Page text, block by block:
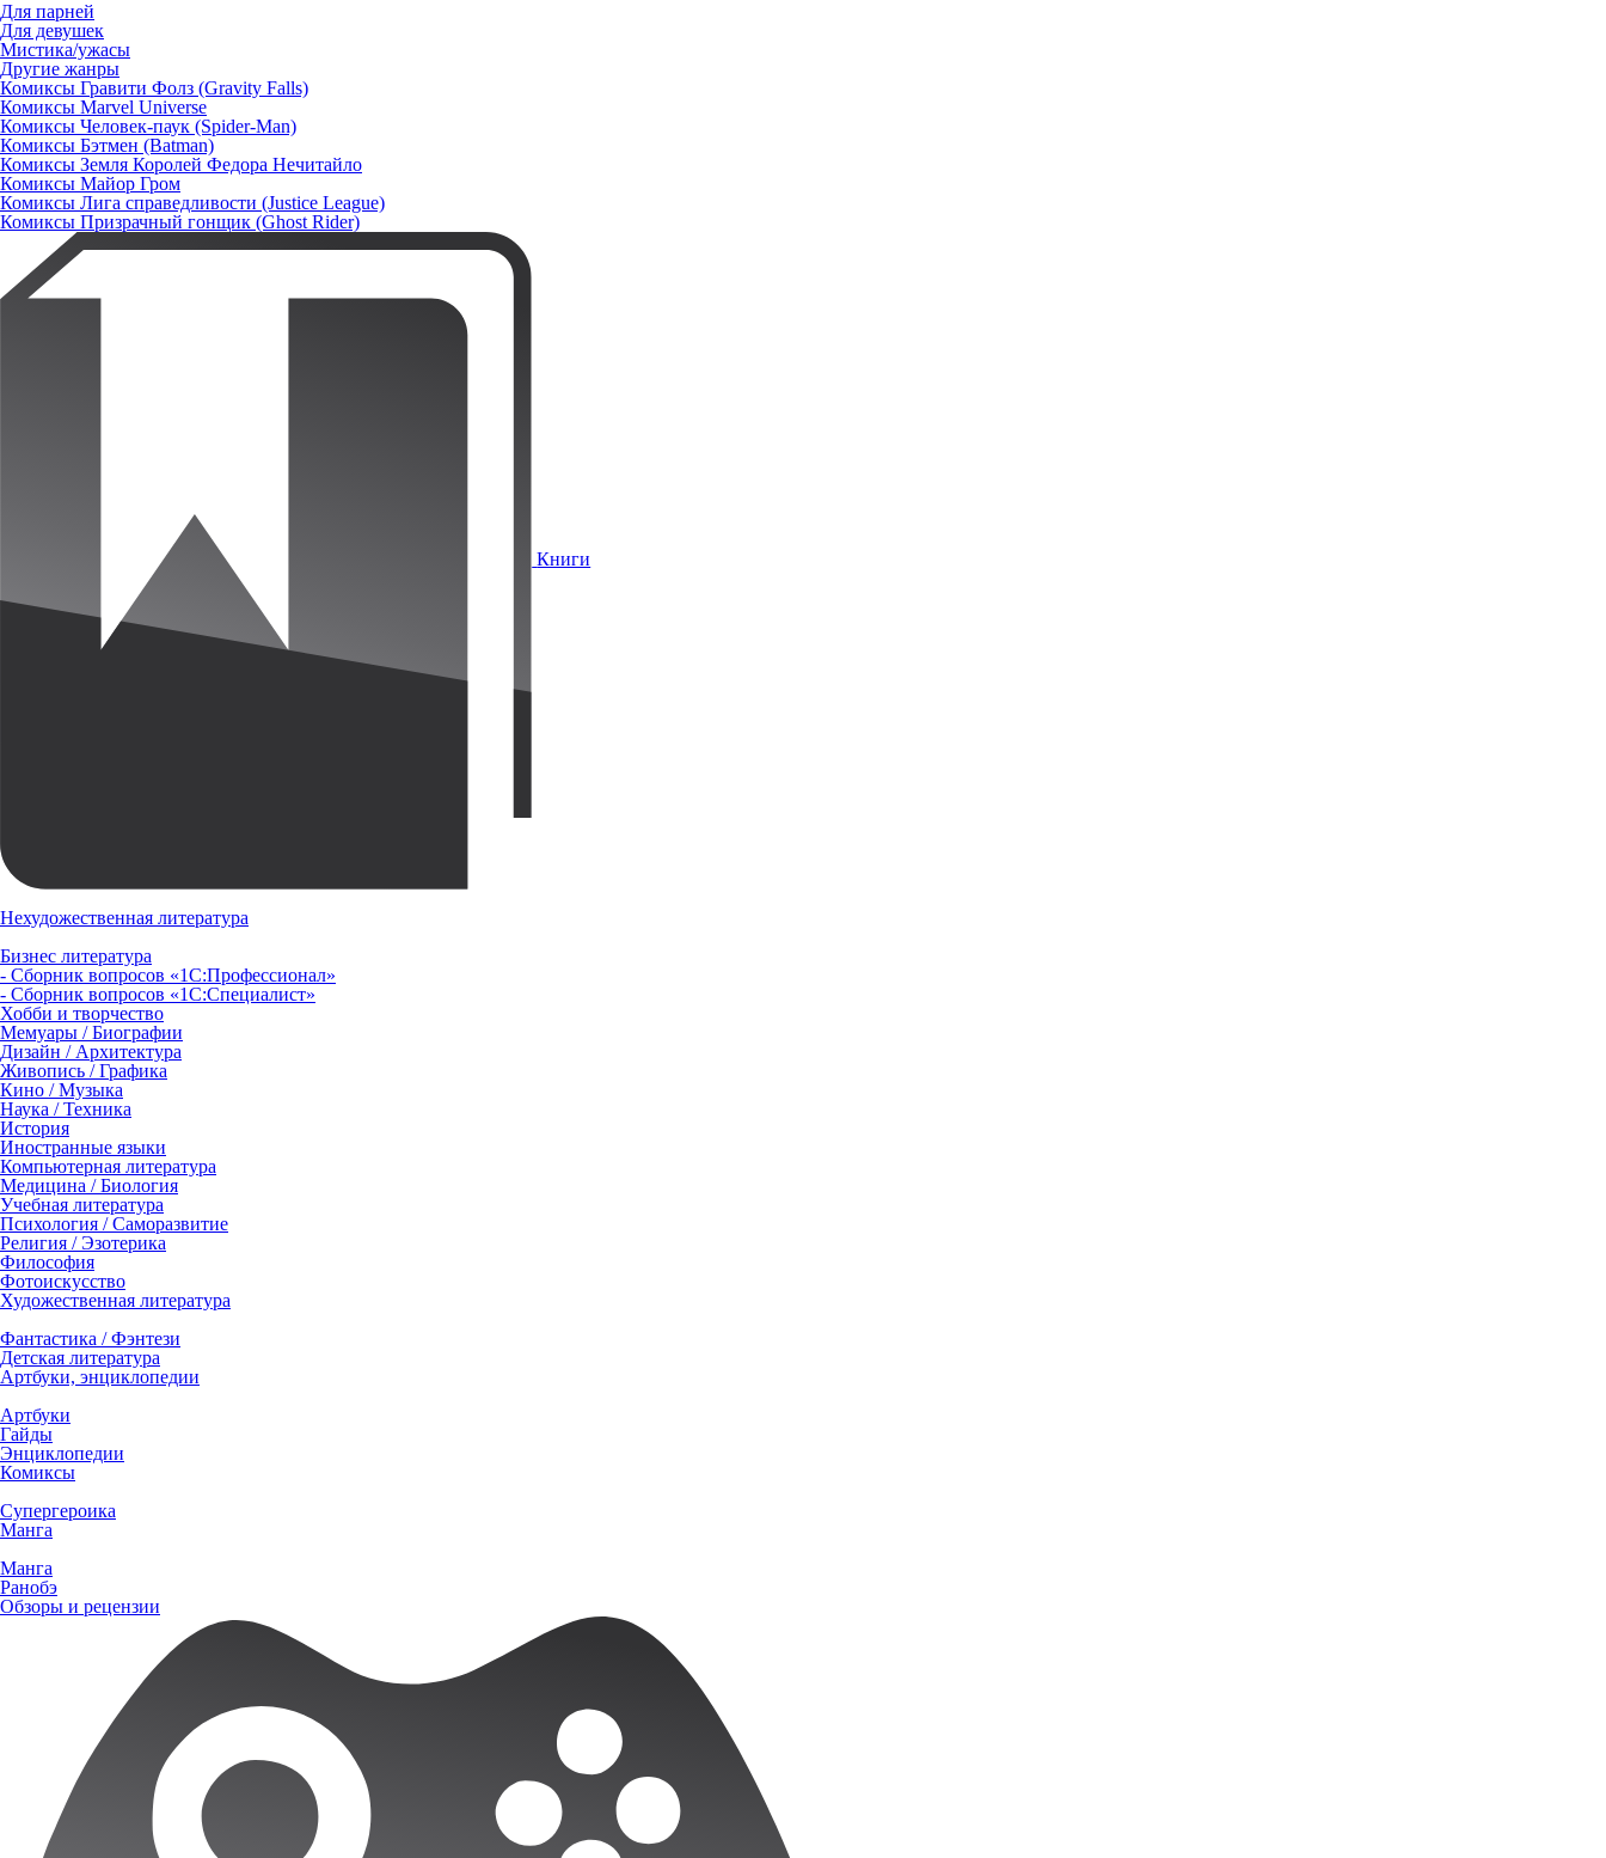
Для парней
Для девушек
Мистика/ужасы
Другие жанры
Комиксы Гравити Фолз (Gravity Falls)
Комиксы Marvel Universe
Комиксы Человек-паук (Spider-Man)
Комиксы Бэтмен (Batman)
Комиксы Земля Королей Федора Нечитайло
Комиксы Майор Гром
Комиксы Лига справедливости (Justice League)
Комиксы Призрачный гонщик (Ghost Rider)
Книги
Нехудожественная литература
Бизнес литература
- Сборник вопросов «1С:Профессионал»
- Сборник вопросов «1С:Специалист»
Хобби и творчество
Мемуары / Биографии
Дизайн / Архитектура
Живопись / Графика
Кино / Музыка
Наука / Техника
История
Иностранные языки
Компьютерная литература
Медицина / Биология
Учебная литература
Психология / Саморазвитие
Религия / Эзотерика
Философия
Фотоискусство
Художественная литература
Фантастика / Фэнтези
Детская литература
Артбуки, энциклопедии
Артбуки
Гайды
Энциклопедии
Комиксы
Супергероика
Манга
Манга
Ранобэ
Обзоры и рецензии